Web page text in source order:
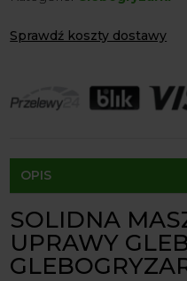
Sprawdź koszty dostawy
Agrol transport: 200 zł
Agrol transport gabaryty:
Dostępność form dostawy i
OPIS
SOLIDNA
UPRAWY